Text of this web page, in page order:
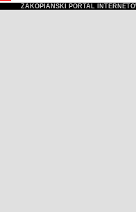
ZAKOPIAŃSKI PORTAL